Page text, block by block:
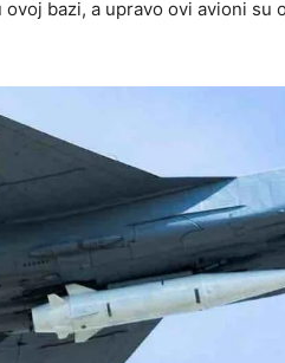
ovoj bazi, a upravo ovi avioni